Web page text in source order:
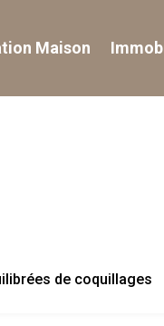
Maison
de coquillages